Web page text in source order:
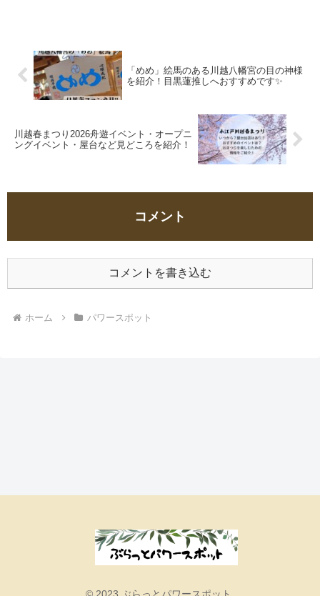
「めめ」絵馬のある川越八幡宮の目の神様
を紹介！目黒蓮推しへおすすめです✨
川越春まつり2026舟遊イベント・オープニ
ングイベント・屋台など見どころを紹介！
コメント
コメントを書き込む
ホーム パワースポット
© 2023 ぶらっとパワースポット.